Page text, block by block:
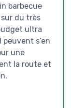
barbecue
du très
ultra
s’en
une
la route et